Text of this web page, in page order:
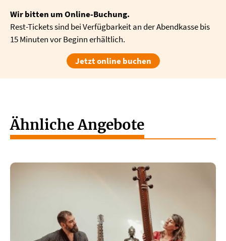
Wir bitten um Online-Buchung.
Rest-Tickets sind bei Verfügbarkeit an der Abendkasse bis
15 Minuten vor Beginn erhältlich.
Jetzt online buchen
Ähnliche Angebote